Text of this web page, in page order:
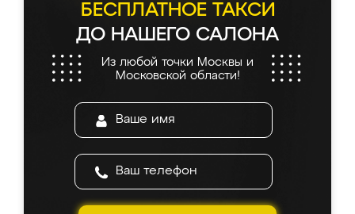
БЕСПЛАТНОЕ ТАКСИ
ДО НАШЕГО САЛОНА
Из любой точки Москвы и
Московской области!